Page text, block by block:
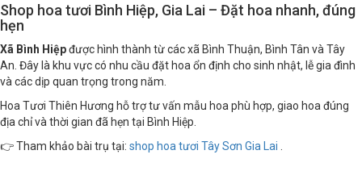
Shop hoa tươi Bình Hiệp, Gia Lai – Đặt hoa nhanh, đúng
hẹn
Xã Bình Hiệpđược hình thành từ các xã Bình Thuận, Bình Tân và Tây
An. Đây là khu vực có nhu cầu đặt hoa ổn định cho sinh nhật, lễ gia đình
và các dịp quan trọng trong năm.
Hoa Tươi Thiên Hương hỗ trợ tư vấn mẫu hoa phù hợp, giao hoa đúng
địa chỉ và thời gian đã hẹn tại Bình Hiệp.
👉 Tham khảo bài trụ tại: shop hoa tươi Tây Sơn Gia Lai